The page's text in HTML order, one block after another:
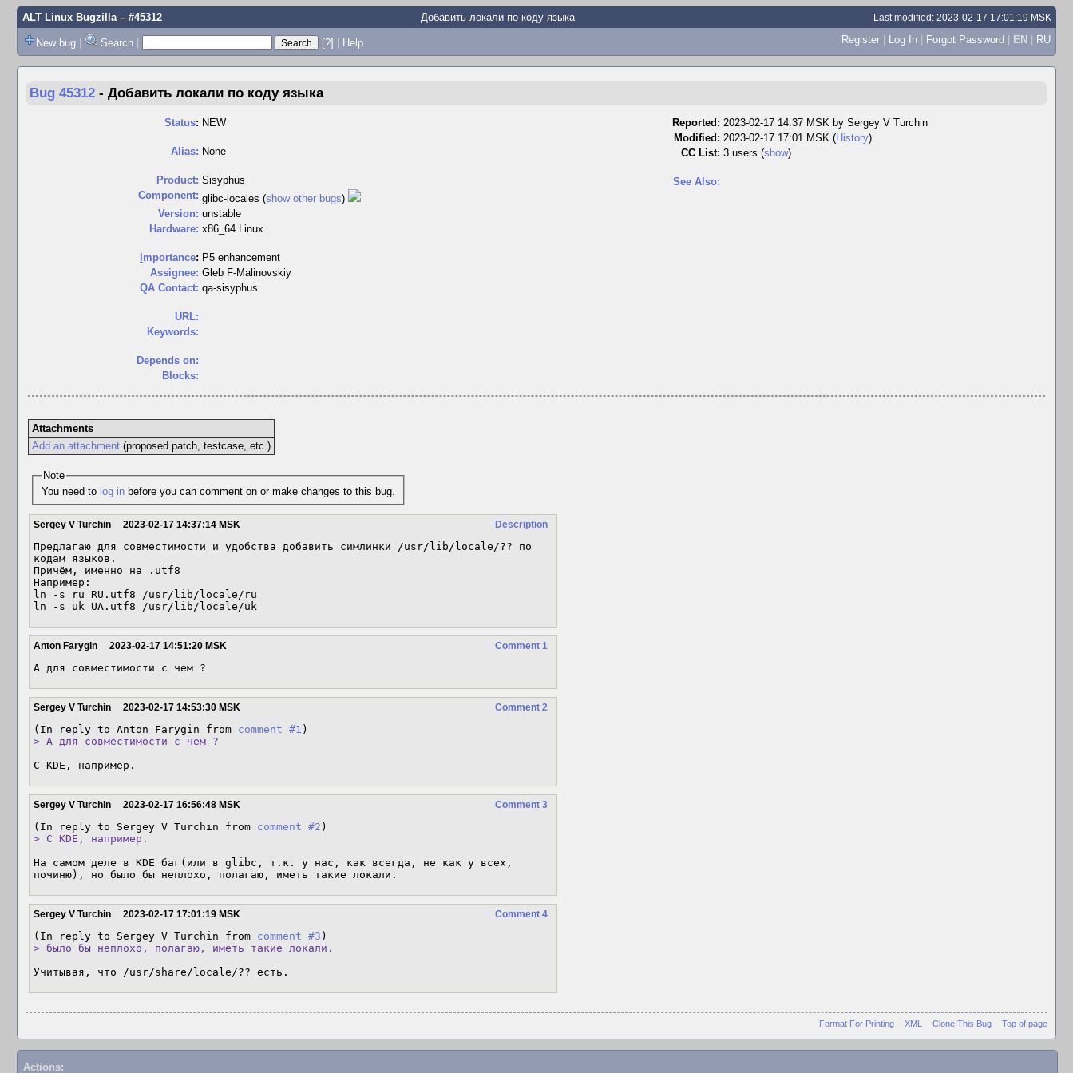
ALT Linux Bugzilla– #45312 Добавить локали по коду языка Last modified: 2023-02-17 17:01:19 MSK
New bug | Search | [?] | Help Register | Log In | Forgot Password | EN | RU
Bug 45312 - Добавить локали по коду языка
Status: NEW
Alias: None
Product: Sisyphus
Component: glibc-locales (show other bugs)
Version: unstable
Hardware: x86_64 Linux
mportance: P5 enhancement
Assignee: Gleb F-Malinovskiy
QA Contact: qa-sisyphus
URL:
Keywords:
Depends on:
Blocks:
Reported: 2023-02-17 14:37 MSK by Sergey V Turchin
Modified: 2023-02-17 17:01 MSK (History)
CC List: 3 users (show)
See Also:
Attachments
Add an attachment(proposed patch, testcase, etc.)
Note
You need to log in before you can comment on or make changes to this bug.
Description
Sergey V Turchin 2023-02-17 14:37:14 MSK
Предлагаю для совместимости и удобства добавить симлинки /usr/lib/locale/?? по
кодам языков.
Причём, именно на .utf8
Например:
ln -s ru_RU.utf8 /usr/lib/locale/ru
ln -s uk_UA.utf8 /usr/lib/locale/uk
Comment 1
Anton Farygin 2023-02-17 14:51:20 MSK
А для совместимости с чем ?
Comment 2
Sergey V Turchin 2023-02-17 14:53:30 MSK
(In reply to Anton Farygin from comment #1
> А для совместимости с чем ?
С KDE, например.
Comment 3
Sergey V Turchin 2023-02-17 16:56:48 MSK
(In reply to Sergey V Turchin from comment #2
> С KDE, например.
На самом деле в KDE баг(или в glibc, т.к. у нас, как всегда, не как у всех,
починю), но было бы неплохо, полагаю, иметь такие локали.
Comment 4
Sergey V Turchin 2023-02-17 17:01:19 MSK
(In reply to Sergey V Turchin from comment #3
> было бы неплохо, полагаю, иметь такие локали.
Учитывая, что /usr/share/locale/?? есть.
Format For Printing - XML - Clone This Bug - Top of page
Actions: